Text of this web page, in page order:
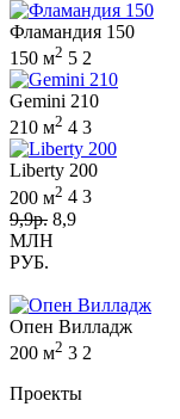
Фламандия 150
150 м2 5 2
Gemini 210
210 м2 4 3
Liberty 200
200 м2 4 3
9,9р. 8,9
МЛН
РУБ.
Опен Вилладж
200 м2 3 2
Проекты